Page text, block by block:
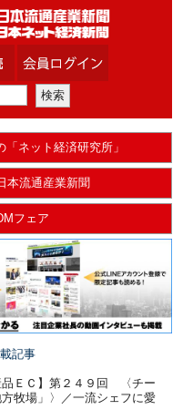
「ネット経済研究所」
本流通産業新聞
フェア
記事
ＥＣ】第２４９回 〈チー
牧場」〉／一流シェフに愛